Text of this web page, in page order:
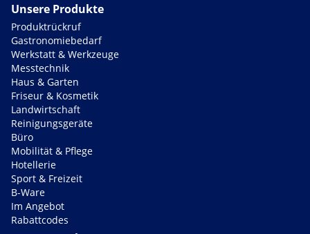
Unsere Produkte
Produktrückruf
Gastronomiebedarf
Werkstatt & Werkzeuge
Messtechnik
Haus & Garten
Friseur & Kosmetik
Landwirtschaft
Reinigungsgeräte
Büro
Mobilität & Pflege
Hotellerie
Sport & Freizeit
B-Ware
Im Angebot
Rabattcodes